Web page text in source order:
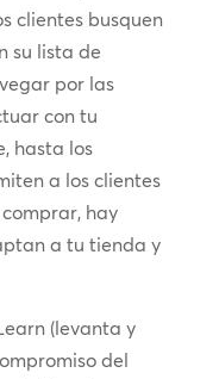
clientes busquen
su lista de
por las
con tu
hasta los
a los clientes
hay
a tu tienda y
(levanta y
del